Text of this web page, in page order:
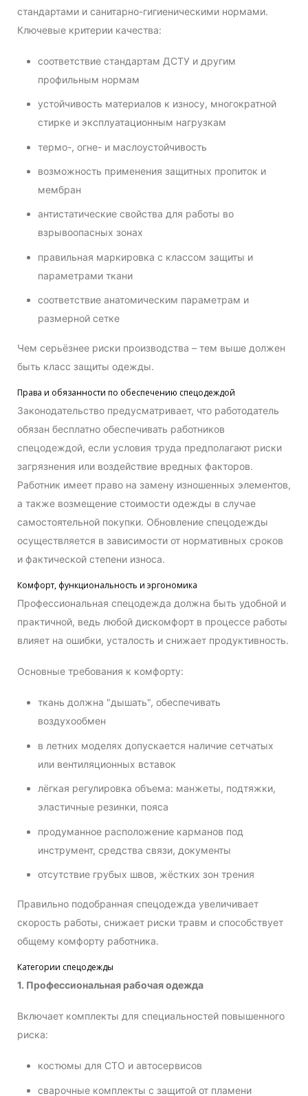
стандартами и санитарно-гигиеническими нормами.
Ключевые критерии качества:
соответствие стандартам ДСТУ и другим
профильным нормам
устойчивость материалов к износу, многократной
стирке и эксплуатационным нагрузкам
термо-, огне- и маслоустойчивость
возможность применения защитных пропиток и
мембран
антистатические свойства для работы во
взрывоопасных зонах
правильная маркировка с классом защиты и
параметрами ткани
соответствие анатомическим параметрам и
размерной сетке
Чем серьёзнее риски производства – тем выше должен
быть класс защиты одежды.
Права и обязанности по обеспечению спецодеждой
Законодательство предусматривает, что работодатель
обязан бесплатно обеспечивать работников
спецодеждой, если условия труда предполагают риски
загрязнения или воздействие вредных факторов.
Работник имеет право на замену изношенных элементов,
а также возмещение стоимости одежды в случае
самостоятельной покупки. Обновление спецодежды
осуществляется в зависимости от нормативных сроков
и фактической степени износа.
Комфорт, функциональность и эргономика
Профессиональная спецодежда должна быть удобной и
практичной, ведь любой дискомфорт в процессе работы
влияет на ошибки, усталость и снижает продуктивность.
Основные требования к комфорту:
ткань должна "дышать", обеспечивать
воздухообмен
в летних моделях допускается наличие сетчатых
или вентиляционных вставок
лёгкая регулировка объема: манжеты, подтяжки,
эластичные резинки, пояса
продуманное расположение карманов под
инструмент, средства связи, документы
отсутствие грубых швов, жёстких зон трения
Правильно подобранная спецодежда увеличивает
скорость работы, снижает риски травм и способствует
общему комфорту работника.
Категории спецодежды
1. Профессиональная рабочая одежда
Включает комплекты для специальностей повышенного
риска:
костюмы для СТО и автосервисов
сварочные комплекты с защитой от пламени